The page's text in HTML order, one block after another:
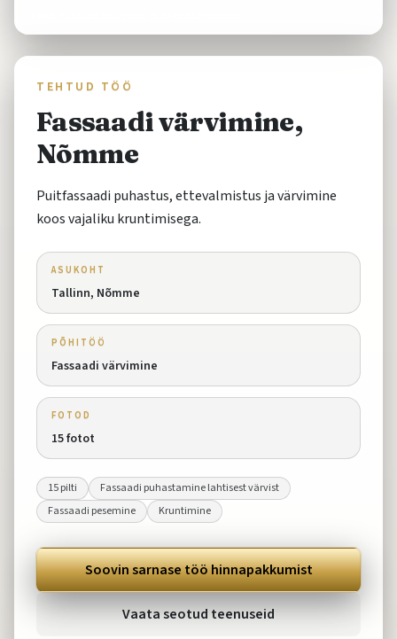
TEHTUD TÖÖ
Fassaadi värvimine,
Nõmme
Puitfassaadi puhastus, ettevalmistus ja värvimine
koos vajaliku kruntimisega.
ASUKOHT
Tallinn, Nõmme
PÕHITÖÖ
Fassaadi värvimine
FOTOD
15fotot
15pilti
Fassaadi puhastamine lahtisest värvist
Fassaadi pesemine
Kruntimine
Soovin sarnase töö hinnapakkumist
Vaata seotud teenuseid